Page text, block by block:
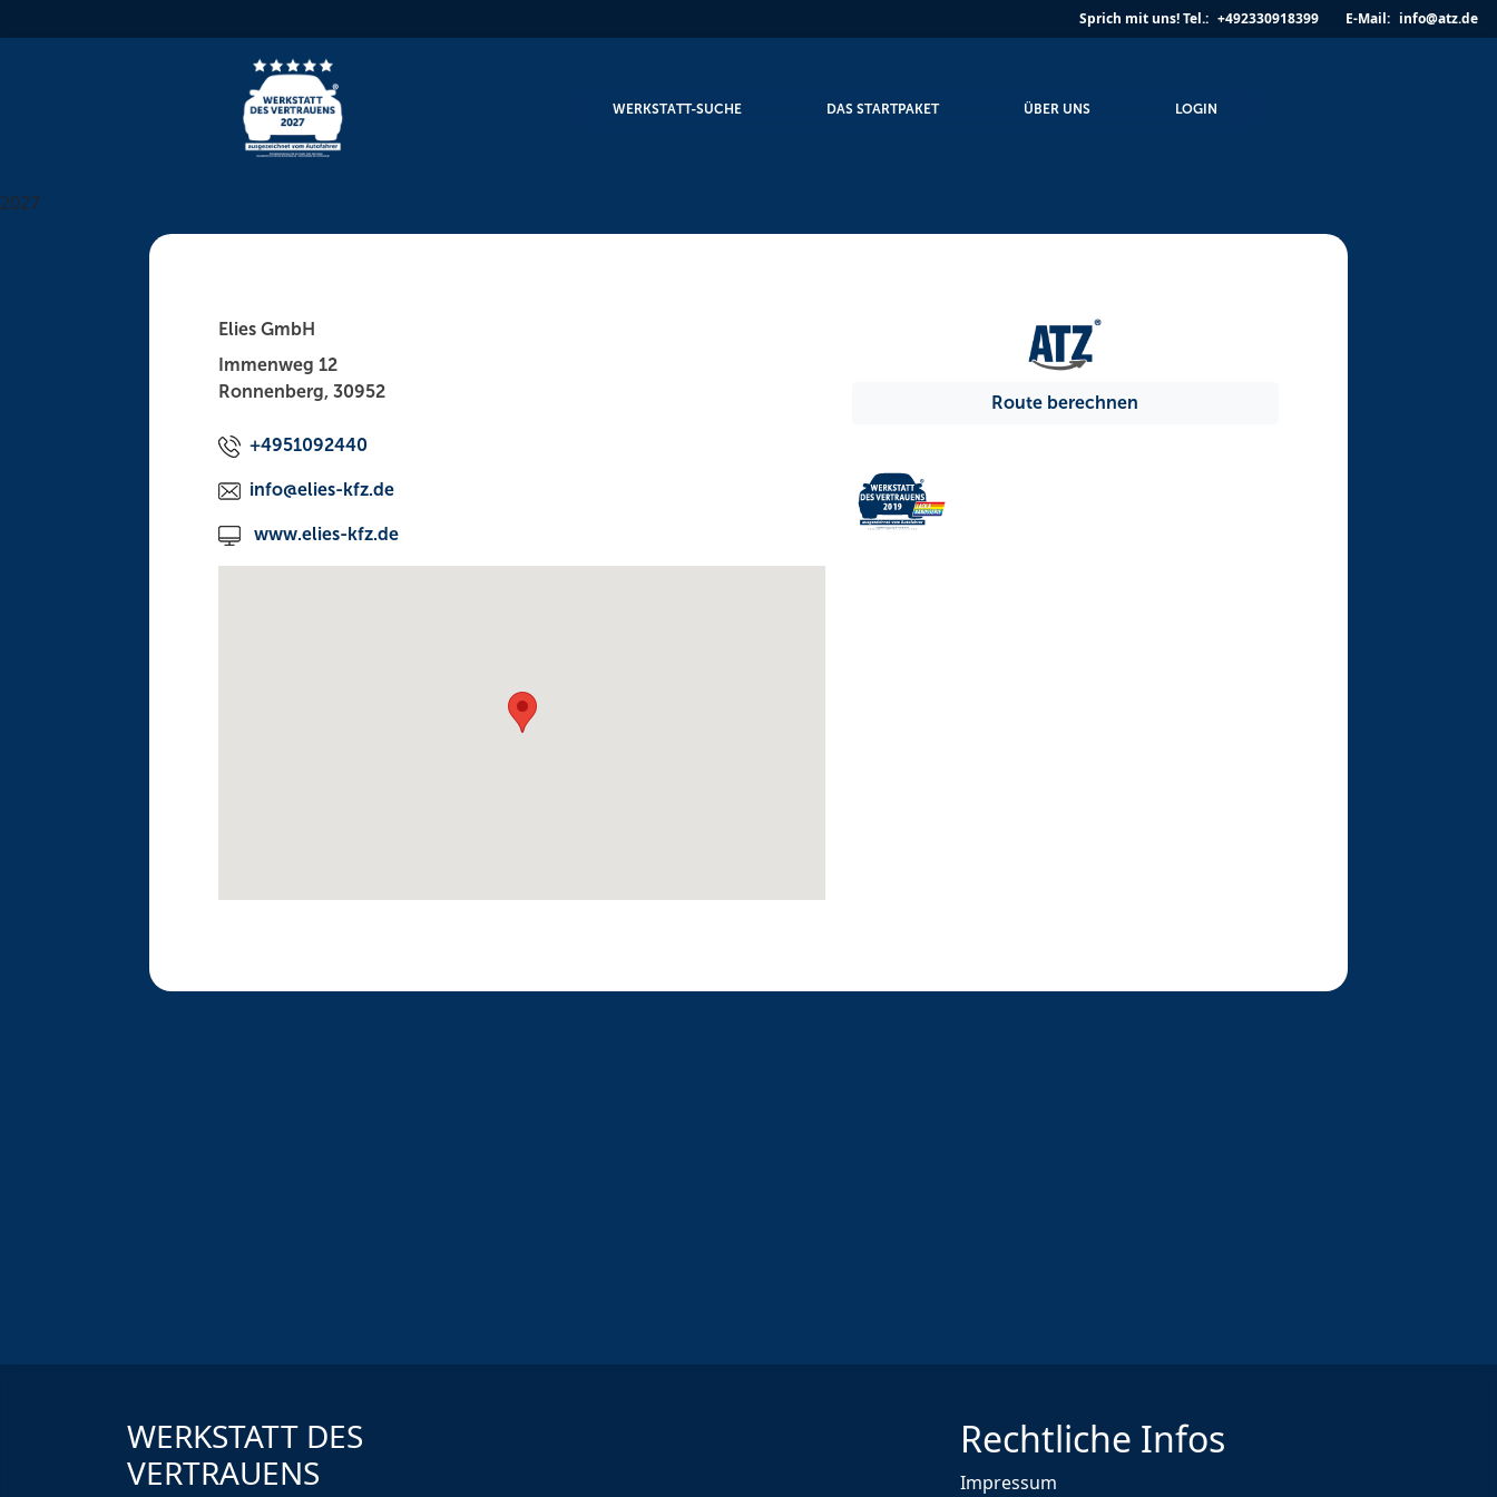
to
Sprich mit uns!Tel.: +492330918399 E-Mail: info@atz.de
WERKSTATT-SUCHE DAS STARTPAKET ÜBER UNS LOGIN
2027
Elies GmbH
Immenweg 12
Ronnenberg, 30952
+4951092440
info@elies-kfz.de
www.elies-kfz.de
Route berechnen
WERKSTATT DES
VERTRAUENS
Rechtliche Infos
Impressum